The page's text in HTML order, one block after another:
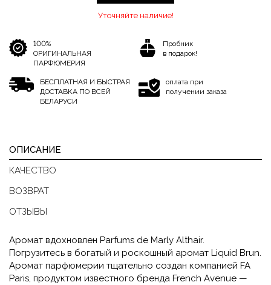
Уточняйте наличие!
100%
ОРИГИНАЛЬНАЯ
ПАРФЮМЕРИЯ
Пробник
в подарок!
БЕСПЛАТНАЯ И БЫСТРАЯ
ДОСТАВКА ПО ВСЕЙ
БЕЛАРУСИ
оплата при
получении заказа
ОПИСАНИЕ
КАЧЕСТВО
ВОЗВРАТ
ОТЗЫВЫ
Аромат вдохновлен Parfums de Marly Althair.
Погрузитесь в богатый и роскошный аромат Liquid Brun.
Аромат парфюмерии тщательно создан компанией FA
Paris, продуктом известного бренда French Avenue —